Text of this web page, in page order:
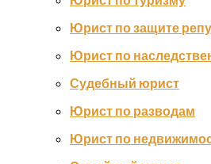
Юрист по защите
Юрист по
Судебный юрист
Юрист по разводам
Юрист по